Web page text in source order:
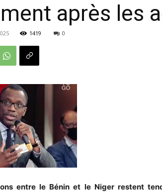
après les
1419 0
entre le Bénin et le Niger restent